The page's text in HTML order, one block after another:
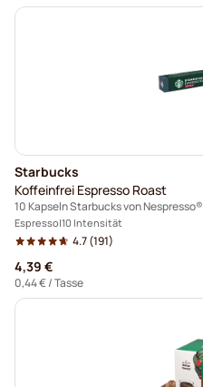
Starbucks
Koffeinfrei Espresso Roast
10 Kapseln Starbucks von Nespresso®
Espresso 10 Intensität
4.7(191)
4,39 €
0,44 €/ Tasse